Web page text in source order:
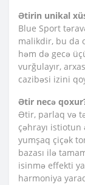
Ətirin unikal
Blue Sport
malikdir, bu da
həm də gecə
vurğulayır,
cazibəsi izini
Ətir necə
Ətir, parlaq və
çəhrayı
yumşaq çiçək
bazası ilə
isinmə effekti
harmoniya